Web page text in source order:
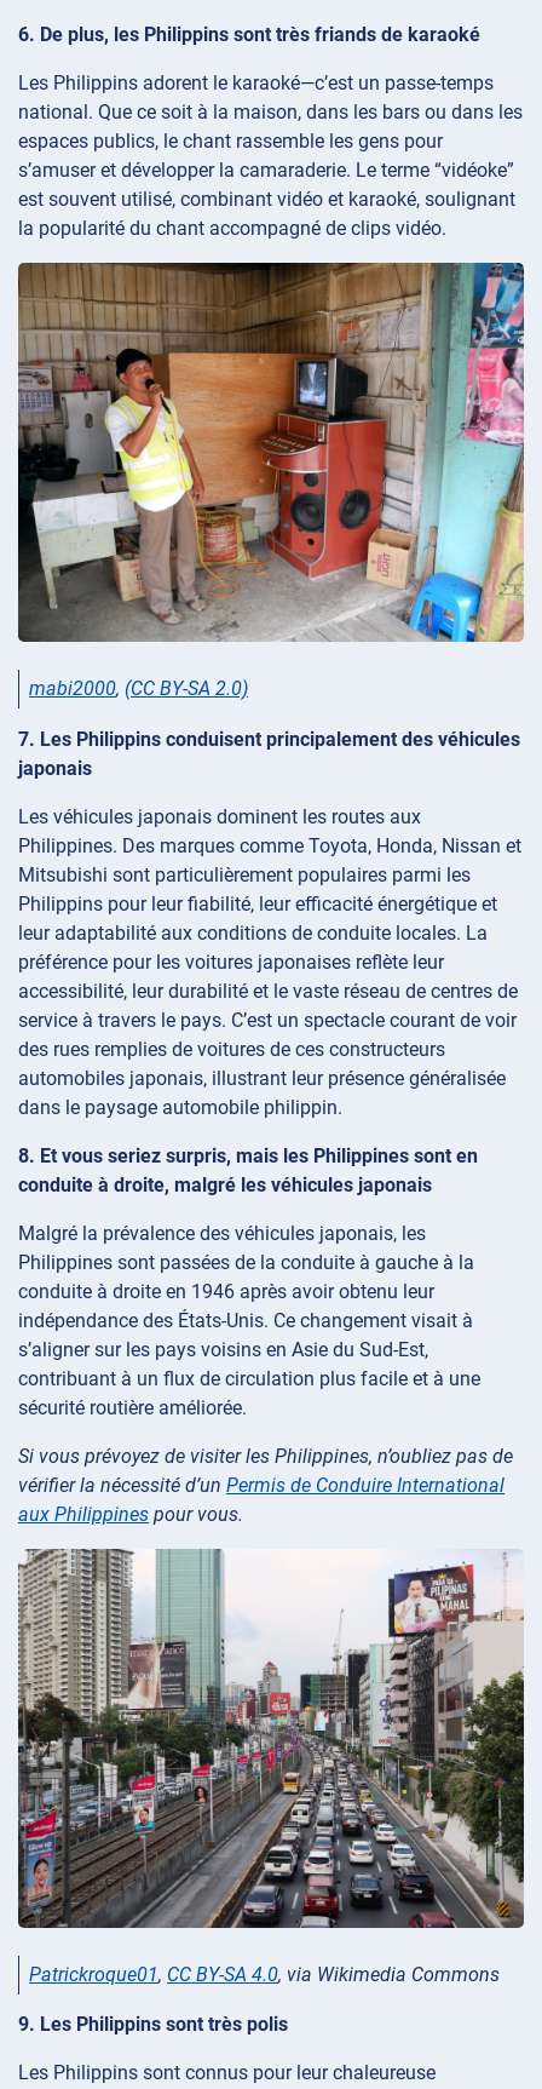
6. De plus, les Philippins sont très friands de karaoké
Les Philippins adorent le karaoké—c’est un passe-temps
national. Que ce soit à la maison, dans les bars ou dans les
espaces publics, le chant rassemble les gens pour
s’amuser et développer la camaraderie. Le terme “vidéoke”
est souvent utilisé, combinant vidéo et karaoké, soulignant
la popularité du chant accompagné de clips vidéo.
mabi2000, (CC BY-SA 2.0)
7. Les Philippins conduisent principalement des véhicules
japonais
Les véhicules japonais dominent les routes aux
Philippines. Des marques comme Toyota, Honda, Nissan et
Mitsubishi sont particulièrement populaires parmi les
Philippins pour leur fiabilité, leur efficacité énergétique et
leur adaptabilité aux conditions de conduite locales. La
préférence pour les voitures japonaises reflète leur
accessibilité, leur durabilité et le vaste réseau de centres de
service à travers le pays. C’est un spectacle courant de voir
des rues remplies de voitures de ces constructeurs
automobiles japonais, illustrant leur présence généralisée
dans le paysage automobile philippin.
8. Et vous seriez surpris, mais les Philippines sont en
conduite à droite, malgré les véhicules japonais
Malgré la prévalence des véhicules japonais, les
Philippines sont passées de la conduite à gauche à la
conduite à droite en 1946 après avoir obtenu leur
indépendance des États-Unis. Ce changement visait à
s’aligner sur les pays voisins en Asie du Sud-Est,
contribuant à un flux de circulation plus facile et à une
sécurité routière améliorée.
Si vous prévoyez de visiter les Philippines, n’oubliez pas de
vérifier la nécessité d’un Permis de Conduire International
aux Philippines pour vous.
Patrickroque01, CC BY-SA 4.0, via Wikimedia Commons
9. Les Philippins sont très polis
Les Philippins sont connus pour leur chaleureuse